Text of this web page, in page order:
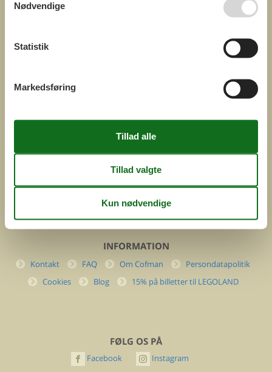
DK-7400 Herning
Cofman.com
Momsnr.: DK26347688
(+45) 7877 0427
INFORMATION
Kontakt FAQ Om Cofman
Persondatapolitik
Cookies
Blog 15% på billetter til LEGOLAND
FØLG OS PÅ
Facebook Instagram
Nødvendige
Statistik
Markedsføring